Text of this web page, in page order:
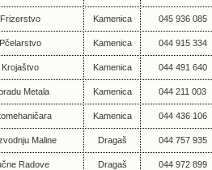
Kamenica 045 936 085
Kamenica 044 915 334
Kamenica 044 491 640
Metala Kamenica 044 211 003
Kamenica 044 436 106
Maline Dragaš 044 757 935
Radove Dragaš 044 972 899